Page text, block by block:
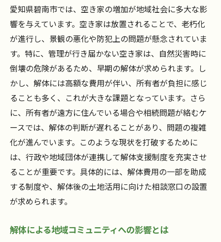
碧南市での再生プロジェクト成功事例
地域再生における行政の支援と政策
空き家再生に必要な技術とイノベーション
住民参加型の地域再生プロジェクトの進め
方
未来の地域を支える若者たちへのメッセー
ジ
空き家解体は地域の新しい可能性を広げる鍵
空き家解体が生み出す新たな生活空間
解体による地域経済へのポジティブな影響
地域の魅力を引き出すための解体デザイン
新しい可能性を切り開くための空き家解体
戦略
地域の未来を見据えた空き家解体計画
愛知県碧南市では、空き家の増加が地域社会に多大な影
響を与えています。空き家は放置されることで、老朽化
が進行し、景観の悪化や防犯上の問題が懸念されていま
す。特に、管理が行き届かない空き家は、自然災害時に
倒壊の危険があるため、早期の解体が求められます。し
かし、解体には高額な費用が伴い、所有者が負担に感じ
ることも多く、これが大きな課題となっています。さら
に、所有者が遠方に住んでいる場合や相続問題が絡むケ
ースでは、解体の判断が遅れることがあり、問題の複雑
化が進んでいます。このような現状を打破するために
は、行政や地域団体が連携して解体支援制度を充実させ
ることが重要です。具体的には、解体費用の一部を助成
する制度や、解体後の土地活用に向けた相談窓口の設置
が求められます。
解体による地域コミュニティへの影響とは